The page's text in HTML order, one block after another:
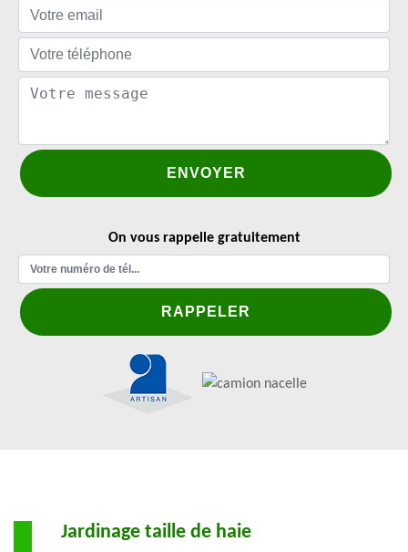
On vous rappelle gratuitement
Jardinage taille de haie